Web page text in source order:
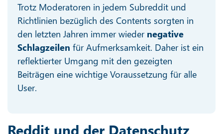
Trotz Moderatoren in jedem Subreddit und
Richtlinien bezüglich des Contents sorgten in
den letzten Jahren immer wieder negative
Schlagzeilen für Aufmerksamkeit. Daher ist ein
reflektierter Umgang mit den gezeigten
Beiträgen eine wichtige Voraussetzung für alle
User.
Reddit und der Datenschutz